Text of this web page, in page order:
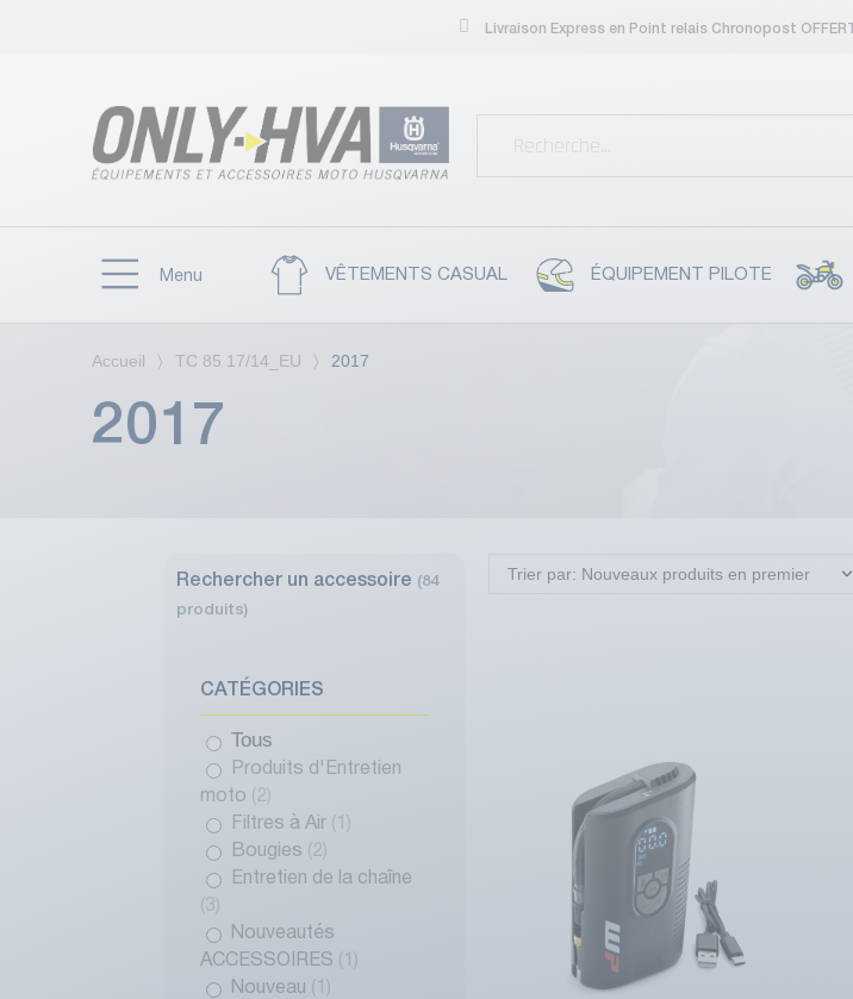
Livraison Express en Point relais Chronopost
Menu VÊTEMENTS CASUAL ÉQUIPEMENT PILOTE
Accueil TC 85 17/14_EU 2017
2017
Rechercher un accessoire (84
produits)
CATÉGORIES
Tous
Produits d'Entretien
moto
(2)
Filtres à Air
Bougies
(2)
Entretien de la chaîne
(3)
Nouveautés
ACCESSOIRES
Nouveau
Trier par: Nouveaux produits en premier